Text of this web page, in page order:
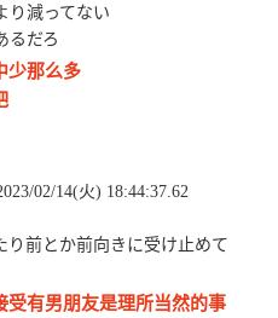
り減ってない
るだろ
少那么多
02/14(火) 18:44:37.62
り前とか前向きに受け止めて
受有男朋友是理所当然的事